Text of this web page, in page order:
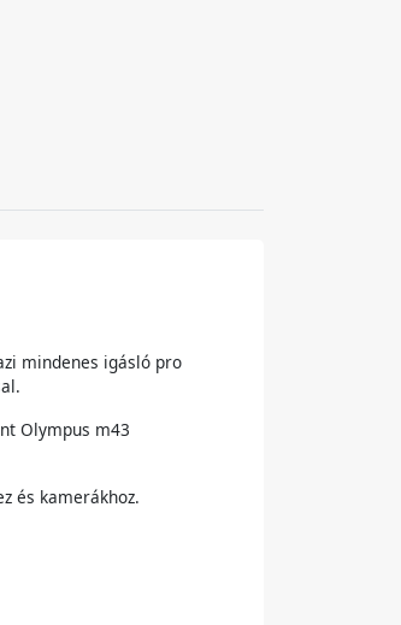
mindenes igásló pro
Olympus m43
és kamerákhoz.